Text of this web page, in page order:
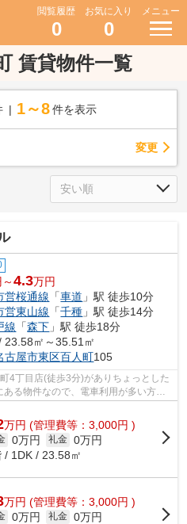
閲覧履歴
0
お気に入り
0
メニュー
賃貸物件一覧
1～8 件を表示
変更
～4.3万円
営桜通線 「車道 」駅 徒歩10分
営東山線 「千種 」駅 徒歩14分
線 「森下 」駅 徒歩18分
23.58㎡～35.51㎡
古屋市東区百人町105
4丁目店(徒歩3分)がありちょっとした
る物件なので、電車利用が多い方に
...
万円 (管理費等：3,000円 )
0万円 礼金 0万円
/ 1DK / 23.58㎡
万円 (管理費等：3,000円 )
0万円 礼金 0万円